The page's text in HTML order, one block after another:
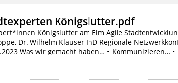
Königslutter.pdf
Königslutter am Elm Agile
Dr. Wilhelm Klauser InD Regionale
Was wir gemacht haben… • Kommunizieren…